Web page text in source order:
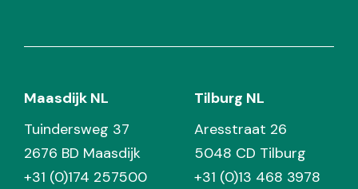
Maasdijk NL
Tuindersweg 37
2676 BD Maasdijk
+31 (0)174 257500
Tilburg NL
Aresstraat 26
5048 CD Tilburg
+31 (0)13 468 3978